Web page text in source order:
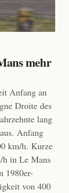
mehr
Anfang an
Droite des
lang
Anfang
km/h. Kurze
h in Le Mans
1980er-
von 400